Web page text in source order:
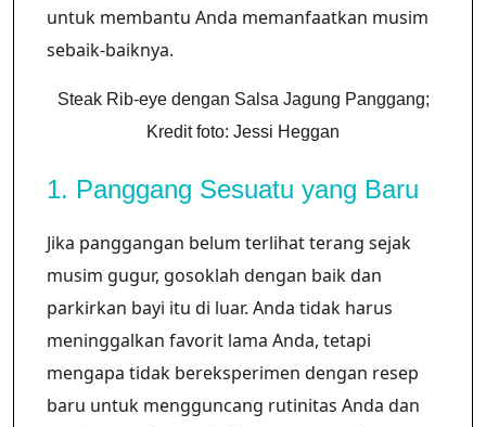
untuk membantu Anda memanfaatkan musim
sebaik-baiknya.
Steak Rib-eye dengan Salsa Jagung Panggang;
Kredit foto: Jessi Heggan
1. Panggang Sesuatu yang Baru
Jika panggangan belum terlihat terang sejak
musim gugur, gosoklah dengan baik dan
parkirkan bayi itu di luar. Anda tidak harus
meninggalkan favorit lama Anda, tetapi
mengapa tidak bereksperimen dengan resep
baru untuk mengguncang rutinitas Anda dan